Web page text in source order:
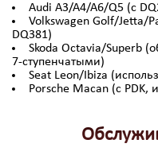
Audi A3/A4/A6/Q5 (с
Volkswagen Golf/Jetta/
DQ381)
Skoda Octavia/Superb
7-ступенчатыми)
Seat Leon/Ibiza
Porsche Macan (с